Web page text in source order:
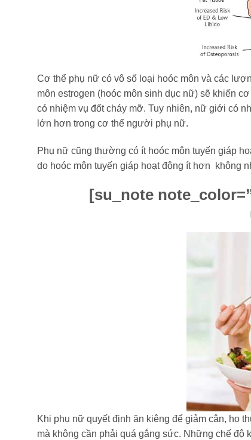
Cơ thể phụ nữ có vô số loại hoóc môn và các
môn estrogen (hoóc môn sinh dục nữ) sẽ khiến
có nhiệm vụ đốt cháy mỡ. Tuy nhiên, nữ giới có
lớn hơn trong cơ thể người phụ nữ.
Phụ nữ cũng thường có ít hoóc môn tuyến giáp
do hoóc môn tuyến giáp hoạt động ít hơn không
[su_note
Khi phụ nữ quyết định ăn kiêng để giảm cân, họ
mà không cần phải quá gắng sức. Những chế